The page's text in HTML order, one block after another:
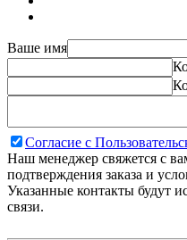
Ваше имя
Согласие с
Наш менеджер свяжется с
подтверждения заказа и
Указанные контакты будут
связи.